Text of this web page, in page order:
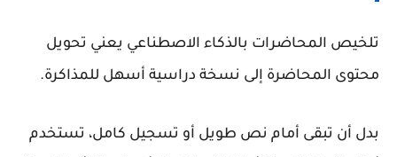
تلخيص المحاضرات بالذكاء الاصطناعي يعني تحويل
محتوى المحاضرة إلى نسخة دراسية أسهل للمذاكرة.
بدل أن تبقى أمام نص طويل أو تسجيل كامل، تستخدم